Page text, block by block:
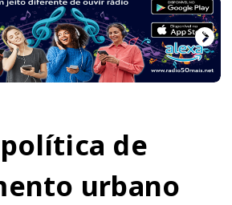
de
urbano